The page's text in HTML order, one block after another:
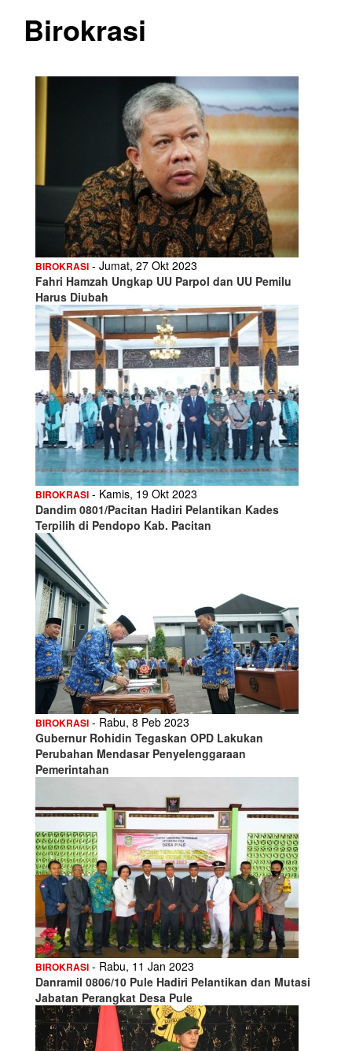
Birokrasi
BIROKRASI - Jumat, 27 Okt 2023
Fahri Hamzah Ungkap UU Parpol dan UU Pemilu
Harus Diubah
BIROKRASI - Kamis, 19 Okt 2023
Dandim 0801/Pacitan Hadiri Pelantikan Kades
Terpilih di Pendopo Kab. Pacitan
BIROKRASI - Rabu, 8 Peb 2023
Gubernur Rohidin Tegaskan OPD Lakukan
Perubahan Mendasar Penyelenggaraan
Pemerintahan
BIROKRASI - Rabu, 11 Jan 2023
Danramil 0806/10 Pule Hadiri Pelantikan dan Mutasi
Jabatan Perangkat Desa Pule